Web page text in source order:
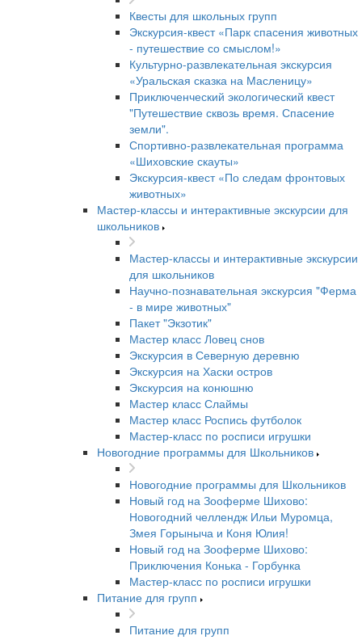
Квесты для школьных групп
Экскурсия-квест «Парк спасения животных
- путешествие со смыслом!»
Культурно-развлекательная экскурсия
«Уральская сказка на Масленицу»
Приключенческий экологический квест
"Путешествие сквозь время. Спасение
земли".
Спортивно-развлекательная программа
«Шиховские скауты»
Экскурсия-квест «По следам фронтовых
животных»
Мастер-классы и интерактивные экскурсии для
школьников
Мастер-классы и интерактивные экскурсии
для школьников
Научно-познавательная экскурсия "Ферма
- в мире животных"
Пакет "Экзотик"
Мастер класс Ловец снов
Экскурсия в Северную деревню
Экскурсия на Хаски остров
Экскурсия на конюшню
Мастер класс Слаймы
Мастер класс Роспись футболок
Мастер-класс по росписи игрушки
Новогодние программы для Школьников
Новогодние программы для Школьников
Новый год на Зооферме Шихово:
Новогодний челлендж Ильи Муромца,
Змея Горыныча и Коня Юлия!
Новый год на Зооферме Шихово:
Приключения Конька - Горбунка
Мастер-класс по росписи игрушки
Питание для групп
Питание для групп